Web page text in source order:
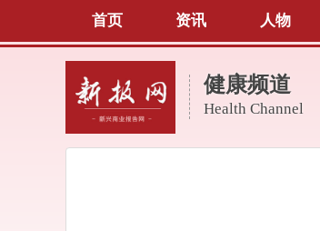
首页 资讯 人物
健康频道
Health Channel